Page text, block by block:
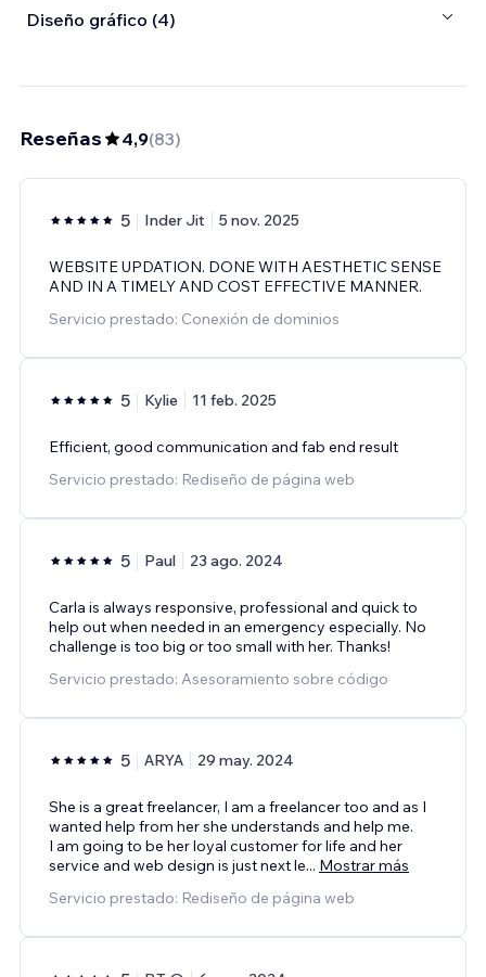
Diseño gráfico (4)
Reseñas 4,9(83)
5 Inder Jit 5 nov. 2025
WEBSITE UPDATION. DONE WITH AESTHETIC SENSE
AND IN A TIMELY AND COST EFFECTIVE MANNER.
Servicio prestado: Conexión de dominios
5 Kylie 11 feb. 2025
Efficient, good communication and fab end result
Servicio prestado: Rediseño de página web
5 Paul 23 ago. 2024
Carla is always responsive, professional and quick to
help out when needed in an emergency especially. No
challenge is too big or too small with her. Thanks!
Servicio prestado: Asesoramiento sobre código
5 ARYA 29 may. 2024
She is a great freelancer, I am a freelancer too and as I
wanted help from her she understands and help me.
I am going to be her loyal customer for life and her
service and web design is just next le... Mostrar más
Servicio prestado: Rediseño de página web